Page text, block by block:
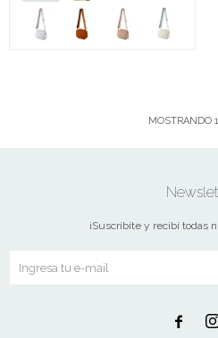
MOSTRANDO
¡Suscribite y recibí todas
